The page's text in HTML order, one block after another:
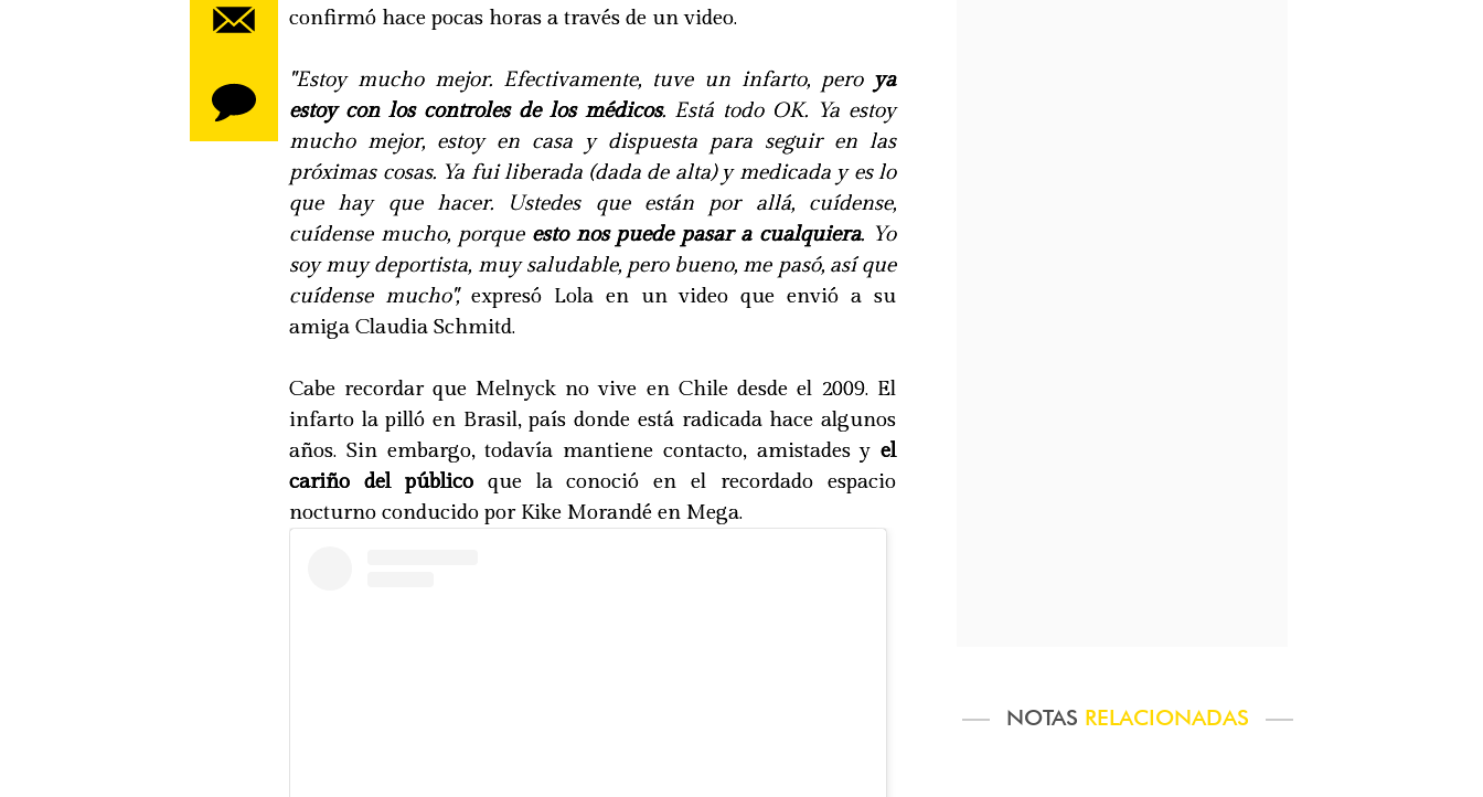
NOTAS RELACIONADAS
confirmó hace pocas horas a través de un video.
"Estoy mucho mejor. Efectivamente, tuve un infarto, peroya
estoy con los controles de los médicos. Está todo OK. Ya estoy
mucho mejor, estoy en casa y dispuesta para seguir en las
próximas cosas. Ya fui liberada (dada de alta) y medicada y es lo
que hay que hacer. Ustedes que están por allá, cuídense,
cuídense mucho, porque esto nos puede pasar a cualquiera. Yo
soy muy deportista, muy saludable, pero bueno, me pasó, así que
cuídense mucho",expresó Lola en un video que envió a su
amiga Claudia Schmitd.
Cabe recordar que Melnyck no vive en Chile desde el 2009. El
infarto la pilló en Brasil, país donde está radicada hace algunos
años. Sin embargo, todavía mantiene contacto, amistades y el
cariño del públicoque la conoció en el recordado espacio
nocturno conducido por Kike Morandé en Mega.